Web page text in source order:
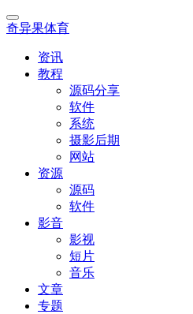
奇异果体育
资讯
教程
源码分享
软件
系统
摄影后期
网站
资源
源码
软件
影音
影视
短片
音乐
文章
专题